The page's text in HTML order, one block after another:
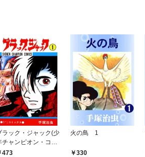
ラック・ジャック(少
チャンピオン・コミ
クス) 1
473
火の鳥 1
330